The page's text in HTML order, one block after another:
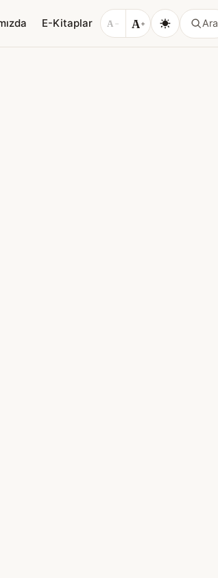
E-Kitaplar A − A+ Ara